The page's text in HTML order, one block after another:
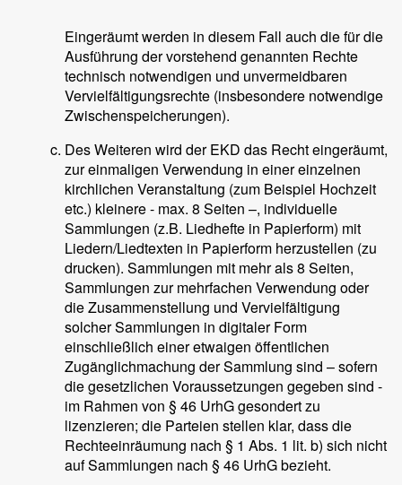
Eingeräumt werden in diesem Fall auch die für die
Ausführung der vorstehend genannten Rechte
technisch notwendigen und unvermeidbaren
Vervielfältigungsrechte (insbesondere notwendige
Zwischenspeicherungen).
Des Weiteren wird der EKD das Recht eingeräumt,
zur einmaligen Verwendung in einer einzelnen
kirchlichen Veranstaltung (zum Beispiel Hochzeit
etc.) kleinere - max. 8 Seiten –, individuelle
Sammlungen (z.B. Liedhefte in Papierform) mit
Liedern/Liedtexten in Papierform herzustellen (zu
drucken). Sammlungen mit mehr als 8 Seiten,
Sammlungen zur mehrfachen Verwendung oder
die Zusammenstellung und Vervielfältigung
solcher Sammlungen in digitaler Form
einschließlich einer etwaigen öffentlichen
Zugänglichmachung der Sammlung sind – sofern
die gesetzlichen Voraussetzungen gegeben sind -
im Rahmen von § 46 UrhG gesondert zu
lizenzieren; die Parteien stellen klar, dass die
Rechteeinräumung nach § 1 Abs. 1 lit. b) sich nicht
auf Sammlungen nach § 46 UrhG bezieht.